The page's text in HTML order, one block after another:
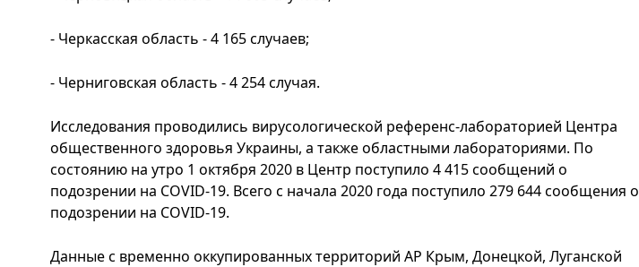
- Черкасская область - 4 165 случаев;
- Черниговская область - 4 254 случая.
Исследования проводились вирусологической референс-лабораторией Центра
общественного здоровья Украины, а также областными лабораториями. По
состоянию на утро 1 октября 2020 в Центр поступило 4 415 сообщений о
подозрении на COVID-19. Всего с начала 2020 года поступило 279 644 сообщения о
подозрении на COVID-19.
Данные с временно оккупированных территорий АР Крым, Донецкой, Луганской